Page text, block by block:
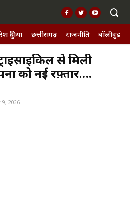
दुनिया छत्तीसगढ़ राजनीति बॉलीवुड,
से मिली
को नई रफ़्तार….
9, 2026